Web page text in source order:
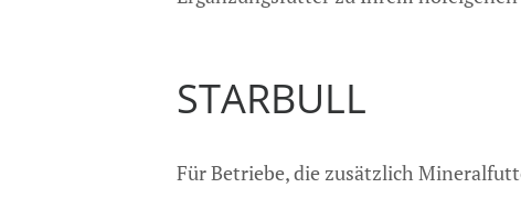
STARBULL
Für Betriebe, die zusätzlich